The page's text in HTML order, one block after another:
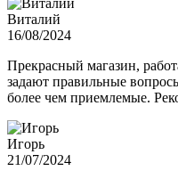
Виталий
16/08/2024
Прекрасный магазин,
задают правильные
более чем приемлемые.
Игорь
21/07/2024